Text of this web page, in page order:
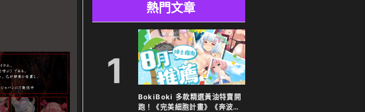
熱門文章
1
BokiBoki 多款精選黃油特賣開
跑！《完美細胞計畫》《奔波的